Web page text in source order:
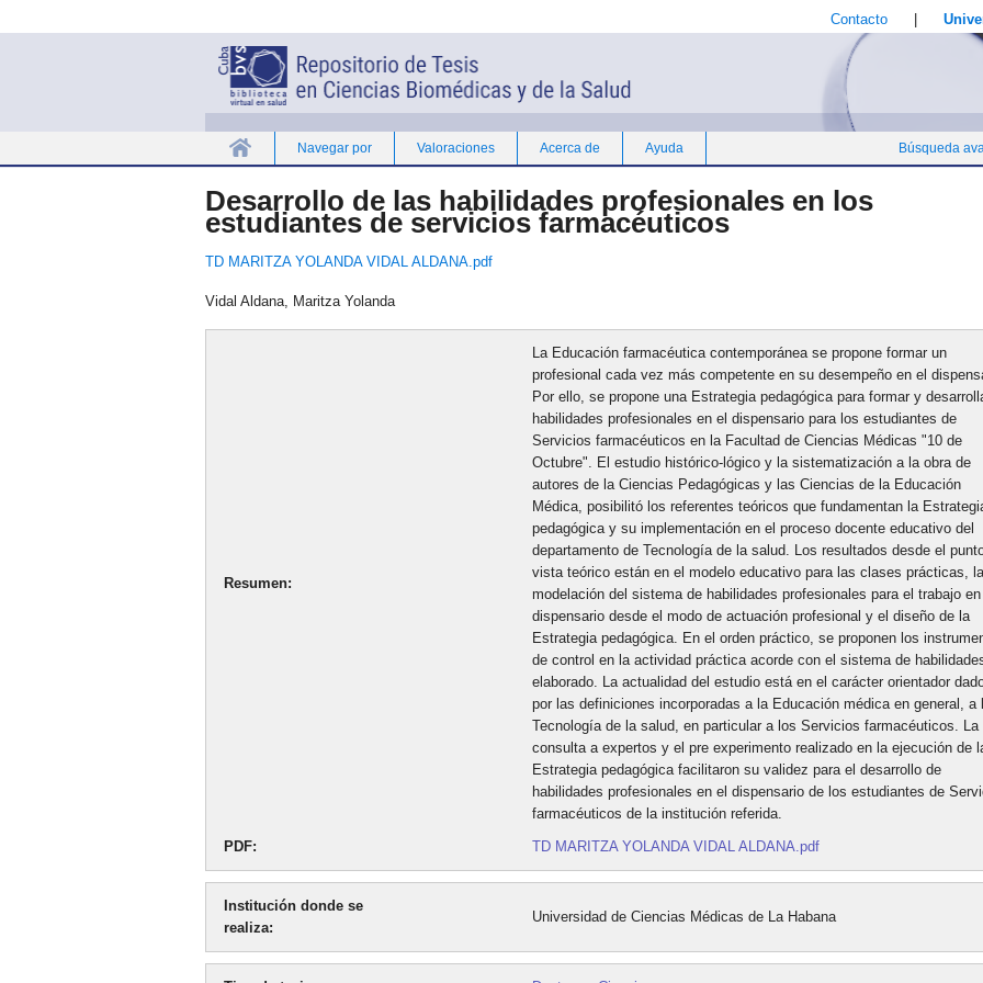
Contacto
Navegar por Valoraciones Acerca de Ayuda Búsqueda
Desarrollo de las habilidades profesionales en los
estudiantes de servicios farmacéuticos
TD MARITZA YOLANDA VIDAL ALDANA.pdf
Vidal Aldana, Maritza Yolanda
Resumen
La Educación farmacéutica contemporánea se propone formar un
profesional cada vez más competente en su desempeño en el
Por ello, se propone una Estrategia pedagógica para formar y
habilidades profesionales en el dispensario para los estudiantes de
Servicios farmacéuticos en la Facultad de Ciencias Médicas "10 de
Octubre". El estudio histórico-lógico y la sistematización a la obra de
autores de la Ciencias Pedagógicas y las Ciencias de la Educación
Médica, posibilitó los referentes teóricos que fundamentan la
pedagógica y su implementación en el proceso docente educativo del
departamento de Tecnología de la salud. Los resultados desde el
vista teórico están en el modelo educativo para las clases prácticas,
modelación del sistema de habilidades profesionales para el trabajo en
dispensario desde el modo de actuación profesional y el diseño de la
Estrategia pedagógica. En el orden práctico, se proponen los
de control en la actividad práctica acorde con el sistema de
elaborado. La actualidad del estudio está en el carácter orientador
por las definiciones incorporadas a la Educación médica en general, a
Tecnología de la salud, en particular a los Servicios farmacéuticos. La
consulta a expertos y el pre experimento realizado en la ejecución de
Estrategia pedagógica facilitaron su validez para el desarrollo de
habilidades profesionales en el dispensario de los estudiantes de
farmacéuticos de la institución referida.
PDF
TD MARITZA YOLANDA VIDAL ALDANA.pdf
Institución donde se
realiza
Universidad de Ciencias Médicas de La Habana